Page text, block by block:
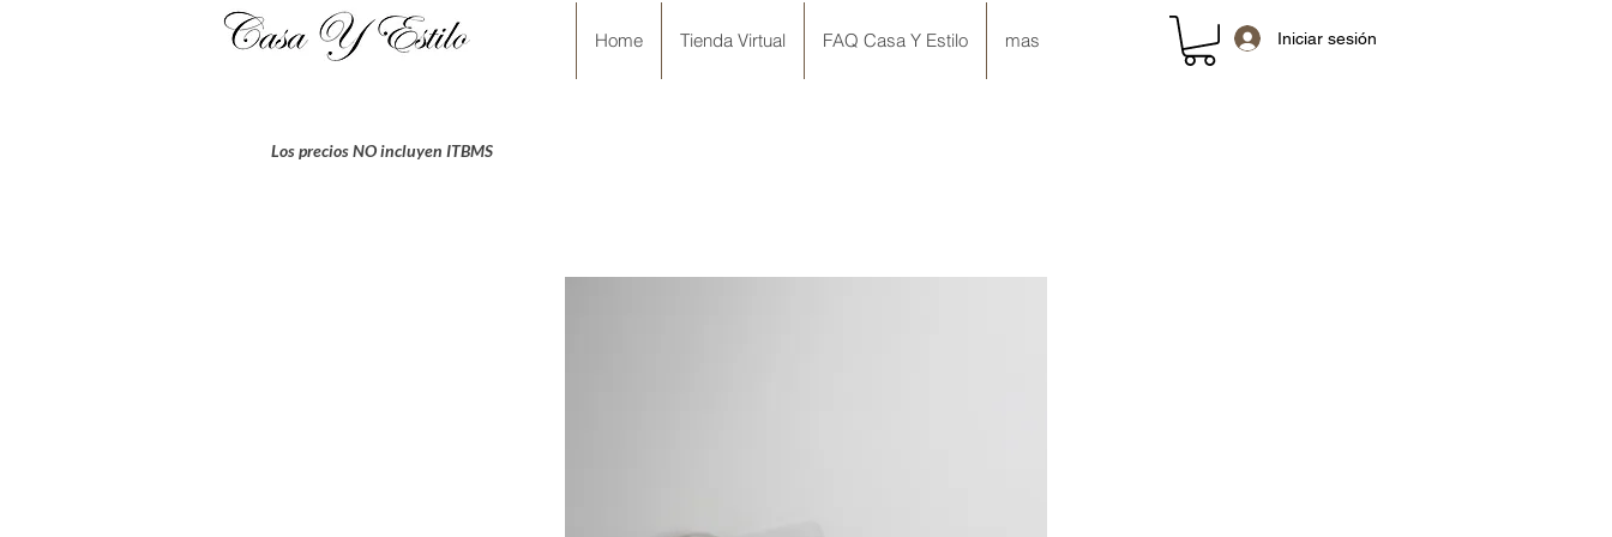
Home Tienda Virtual FAQ Casa Y Estilo mas Iniciar sesión
Los precios NO incluyen ITBMS